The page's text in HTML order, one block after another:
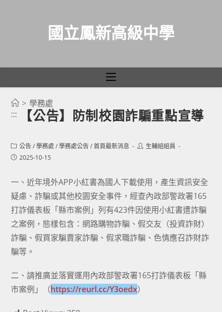
國立鳳新高級中學
> 學務處
:::
【公告】防制校園詐騙重點宣導
Post
category:
公告 / 學務處 / 學務處公告 / 首頁最新消息
Post生輔組組員
Post2025-10-15
一、近年境外APP小紅書為國人下載使用，產生資訊安全
疑慮、詐騙或其他校園安全事件，經查內政部警政署165
打詐儀表板「縣市案例」列有423件因使用小紅書遭詐騙
之案例，態樣包含：網路購物詐騙、假交友（投資詐財）
詐騙、假買家騙賣家詐騙、假求職詐騙、色情應召詐財詐
騙等。
二、請推廣並落實運用內政部警政署165打詐儀表板「縣
市案例」（https://reurl.cc/Y3oedx）